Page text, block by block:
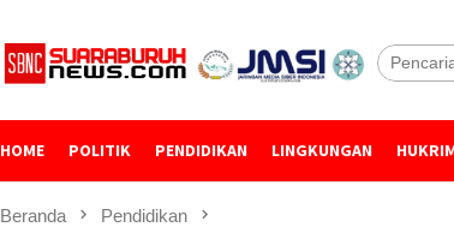
HOME POLITIK PENDIDIKAN LINGKUNGAN
Beranda Pendidikan